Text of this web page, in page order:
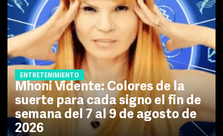
ENTRETENIMIENTO
Mhoni Vidente: Colores de la
suerte para cada signo el fin de
semana del 7 al 9 de agosto de
2026